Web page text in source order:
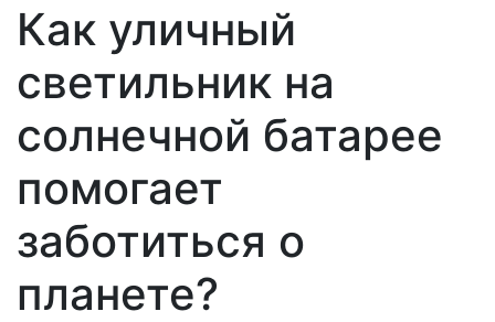
Как уличный
светильник на
солнечной батарее
помогает
заботиться о
планете?